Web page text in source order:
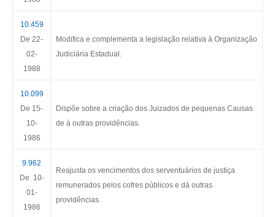
10.459
De 22-
02-
1988
Modifica e complementa a legislação relativa à Organização
Judiciária Estadual.
10.099
De 15-
10-
1986
Dispõe sobre a criação dos Juizados de pequenas Causas
de á outras providências.
9.962
De 10-
01-
1986
Reajusta os vencimentos dos serventuários de justiça
remunerados pelos cofres públicos e dá outras
providências.